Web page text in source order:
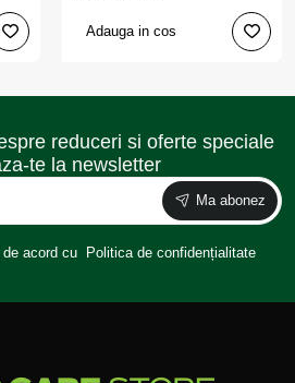
Adauga in cos
reduceri si oferte speciale
te la newsletter
Ma abonez
acord cu Politica de confidențialitate